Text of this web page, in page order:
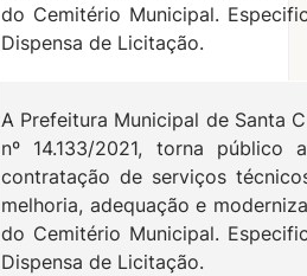
do Cemitério Municipal.
Dispensa de Licitação.
A Prefeitura Municipal de Santa
nº 14.133/2021, torna público
contratação de serviços
melhoria, adequação e
do Cemitério Municipal.
Dispensa de Licitação.